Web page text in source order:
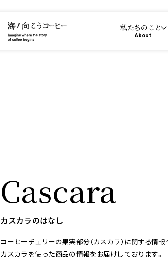
私たちのこと
About
カスカラのはなし
Cascara
コーヒーチェリーの果実部分（カスカラ）に関する情報
カスカラを使った商品の情報をお届けしております。